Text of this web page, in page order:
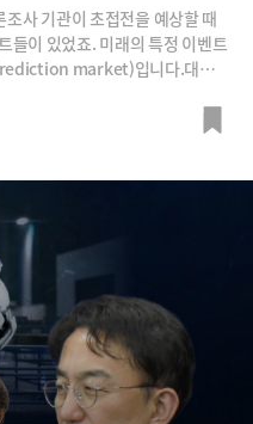
사 기관이 초접전을 예상할 때
들이 있었죠. 미래의 특정 이벤트
market)입니다.대선
소 모회사 ICE까지 앞다투어 거
생소한 시장이 어떻게 전 세계
설명해 드립니다.